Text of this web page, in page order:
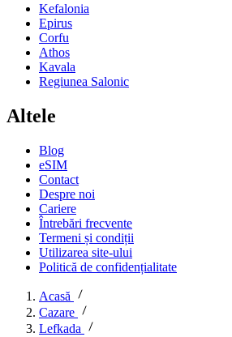
Kefalonia
Epirus
Corfu
Athos
Kavala
Regiunea Salonic
Altele
Blog
eSIM
Contact
Despre noi
Cariere
Întrebări frecvente
Termeni și condiții
Utilizarea site-ului
Politică de confidențialitate
Acasă
Cazare
Lefkada